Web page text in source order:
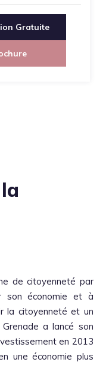
Gratuite
de citoyenneté par
son économie et à
la citoyenneté et un
a lancé son
en 2013
une économie plus